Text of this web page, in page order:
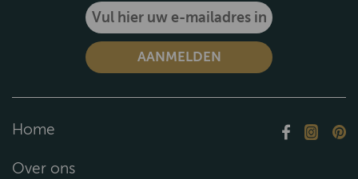
Home
Over ons